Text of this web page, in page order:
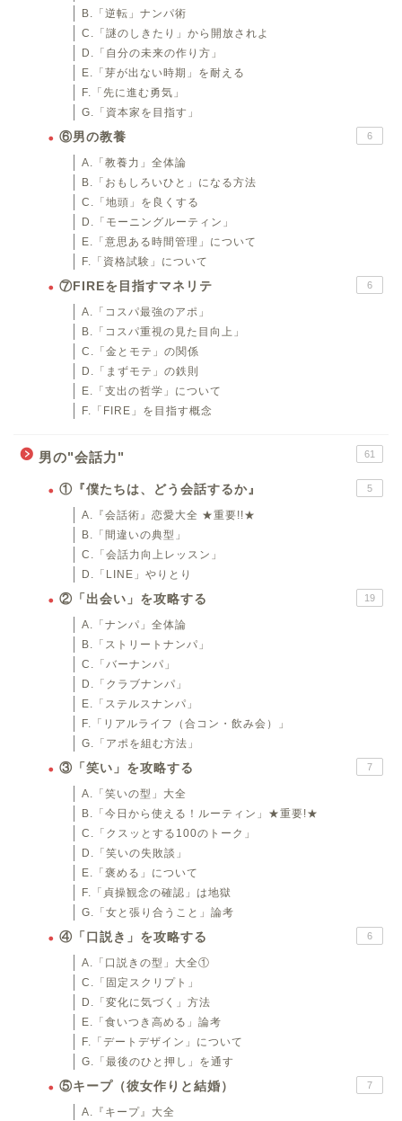
B.「逆転」ナンパ術
C.「謎のしきたり」から開放されよ
D.「自分の未来の作り方」
E.「芽が出ない時期」を耐える
F.「先に進む勇気」
G.「資本家を目指す」
⑥男の教養 6
A.「教養力」全体論
B.「おもしろいひと」になる方法
C.「地頭」を良くする
D.「モーニングルーティン」
E.「意思ある時間管理」について
F.「資格試験」について
⑦FIREを目指すマネリテ 6
A.「コスパ最強のアポ」
B.「コスパ重視の見た目向上」
C.「金とモテ」の関係
D.「まずモテ」の鉄則
E.「支出の哲学」について
F.「FIRE」を目指す概念
男の"会話力" 61
①『僕たちは、どう会話するか』 5
A.『会話術』恋愛大全 ★重要!!★
B.「間違いの典型」
C.「会話力向上レッスン」
D.「LINE」やりとり
②「出会い」を攻略する 19
A.「ナンパ」全体論
B.「ストリートナンパ」
C.「バーナンパ」
D.「クラブナンパ」
E.「ステルスナンパ」
F.「リアルライフ（合コン・飲み会）」
G.「アポを組む方法」
③「笑い」を攻略する 7
A.「笑いの型」大全
B.「今日から使える！ルーティン」★重要!★
C.「クスッとする100のトーク」
D.「笑いの失敗談」
E.「褒める」について
F.「貞操観念の確認」は地獄
G.「女と張り合うこと」論考
④「口説き」を攻略する 6
A.「口説きの型」大全①
C.「固定スクリプト」
D.「変化に気づく」方法
E.「食いつき高める」論考
F.「デートデザイン」について
G.「最後のひと押し」を通す
⑤キープ（彼女作りと結婚） 7
A.『キープ』大全